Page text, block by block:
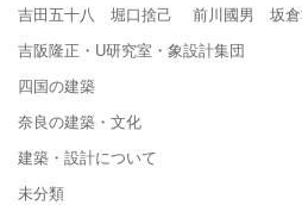
吉田五十八 堀口捨己 前川國男 坂
吉阪隆正・U研究室・象設計集団
四国の建築
奈良の建築・文化
建築・設計について
未分類